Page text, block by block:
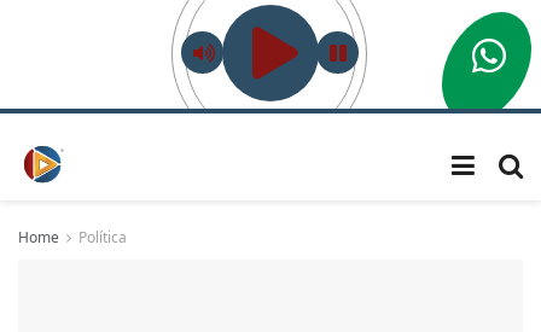
Home Política